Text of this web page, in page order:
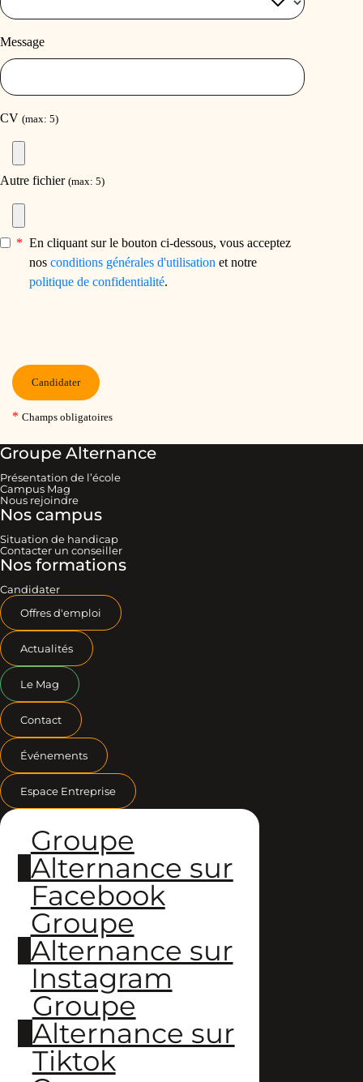
Groupe Alternance
Présentation de l’école
Campus Mag
Nous rejoindre
Nos campus
Situation de handicap
Contacter un conseiller
Nos formations
Candidater
Offres d'emploi
Actualités
Le Mag
Contact
Événements
Espace Entreprise
Groupe
Alternance sur
Facebook
Groupe
Alternance sur
Instagram
Groupe
Alternance sur
Tiktok